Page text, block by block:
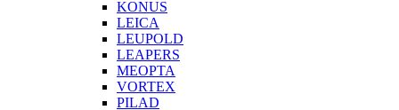
KONUS
LEICA
LEUPOLD
LEAPERS
MEOPTA
VORTEX
PILAD